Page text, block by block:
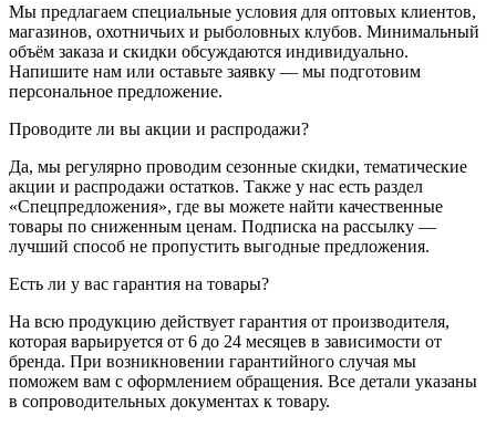
Мы предлагаем специальные условия для оптовых клиентов,
магазинов, охотничьих и рыболовных клубов. Минимальный
объём заказа и скидки обсуждаются индивидуально.
Напишите нам или оставьте заявку — мы подготовим
персональное предложение.
Проводите ли вы акции и распродажи?
Да, мы регулярно проводим сезонные скидки, тематические
акции и распродажи остатков. Также у нас есть раздел
«Спецпредложения», где вы можете найти качественные
товары по сниженным ценам. Подписка на рассылку —
лучший способ не пропустить выгодные предложения.
Есть ли у вас гарантия на товары?
На всю продукцию действует гарантия от производителя,
которая варьируется от 6 до 24 месяцев в зависимости от
бренда. При возникновении гарантийного случая мы
поможем вам с оформлением обращения. Все детали указаны
в сопроводительных документах к товару.